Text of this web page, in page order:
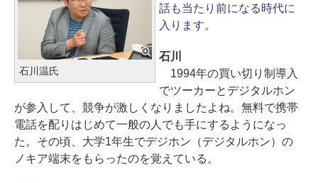
石川温氏
話も当たり前になる時代に
入ります。
石川
1994年の買い切り制導入
でツーカーとデジタルホン
が参入して、競争が激しくなりましたよね。無料で携帯
電話を配りはじめて一般の人でも手にするようになっ
た。その頃、大学1年生でデジホン（デジタルホン）の
ノキア端末をもらったのを覚えている。